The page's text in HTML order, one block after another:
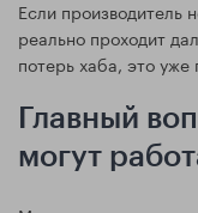
Если производитель
реально проходит
потерь хаба, это
Главный
могут